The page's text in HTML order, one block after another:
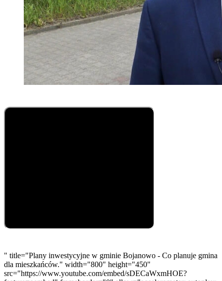
" title="Plany inwestycyjne w gminie Bojanowo - Co planuje gmina
dla mieszkańców." width="800" height="450"
src="https://www.youtube.com/embed/sDECaWxmHOE?